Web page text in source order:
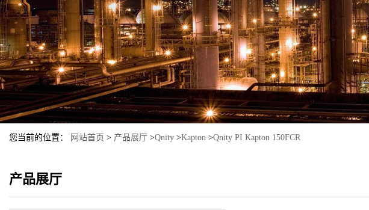
您当前的位置： 网站首页 > 产品展厅 >Qnity >Kapton >Qnity PI Kapton 150FCR
产品展厅